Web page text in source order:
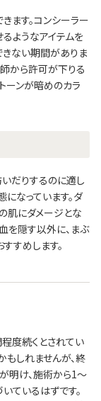
ます。コンシーラー
ようなアイテムを
きない期間がありま
から許可が下りる
ーンが暗めのカラ
だりするのに適し
になっています。ダ
肌にダメージとな
を隠す以外に、まぶ
すめします。
度続くとされてい
もしれませんが、終
明け、施術から1～
ているはずです。